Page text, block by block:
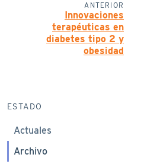
ANTERIOR
Innovaciones
terapéuticas en
diabetes tipo 2 y
obesidad
ESTADO
Actuales
Archivo